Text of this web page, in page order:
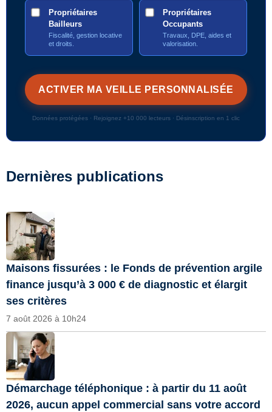
Propriétaires
Bailleurs
Fiscalité, gestion locative
et droits.
Propriétaires
Occupants
Travaux, DPE, aides et
valorisation.
Données protégées · Rejoignez +10 000 lecteurs · Désinscription en 1 clic
Dernières publications
Maisons fissurées : le Fonds de prévention argile
finance jusqu’à 3 000 € de diagnostic et élargit
ses critères
7 août 2026 à 10h24
Démarchage téléphonique : à partir du 11 août
2026, aucun appel commercial sans votre accord